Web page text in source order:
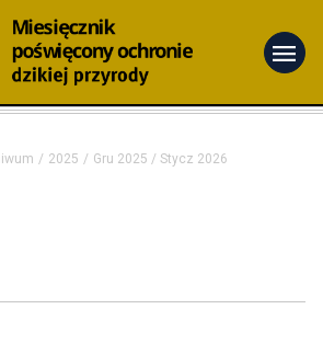
menu
2025
Gru 2025 / Stycz 2026